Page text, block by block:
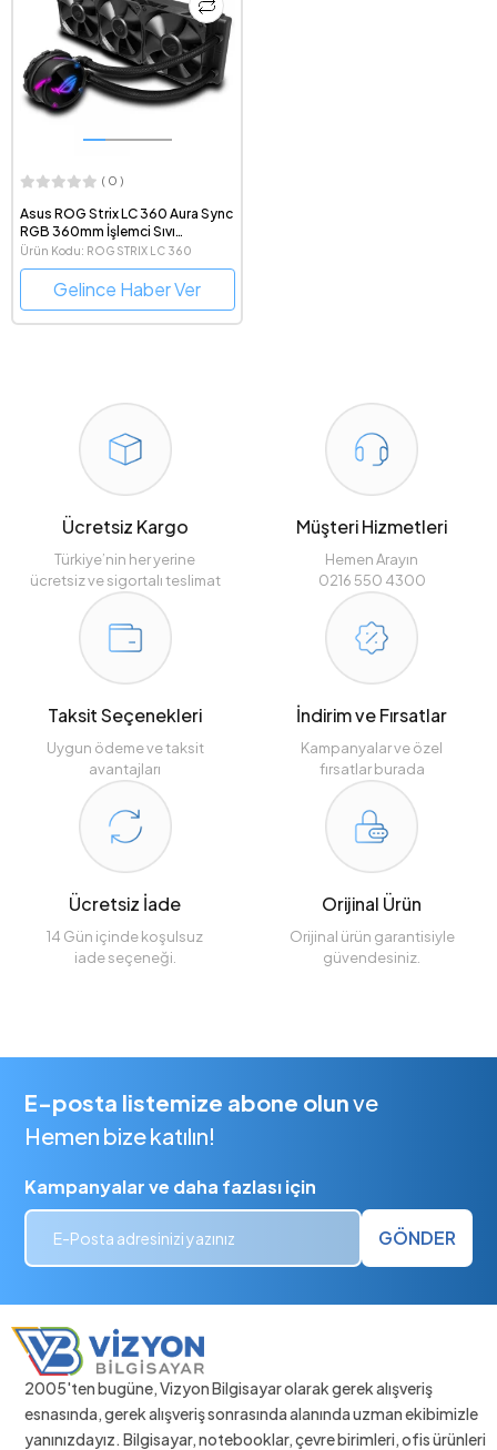
( 0 )
Asus ROG Strix LC 360 Aura Sync
RGB 360mm İşlemci Sıvı
Soğutucu
Ürün Kodu: ROG STRIX LC 360
Gelince Haber Ver
Ücretsiz Kargo
Türkiye’nin her yerine
ücretsiz ve sigortalı teslimat
Müşteri Hizmetleri
Hemen Arayın
0216 550 4300
Taksit Seçenekleri
Uygun ödeme ve taksit
avantajları
İndirim ve Fırsatlar
Kampanyalar ve özel
fırsatlar burada
Ücretsiz İade
14 Gün içinde koşulsuz
iade seçeneği.
Orijinal Ürün
Orijinal ürün garantisiyle
güvendesiniz.
E-posta listemize abone olunve
Hemen bize katılın!
Kampanyalar ve daha fazlası için
GÖNDER
2005'ten bugüne, Vizyon Bilgisayar olarak gerek alışveriş
esnasında, gerek alışveriş sonrasında alanında uzman ekibimizle
yanınızdayız. Bilgisayar, notebooklar, çevre birimleri, ofis ürünleri